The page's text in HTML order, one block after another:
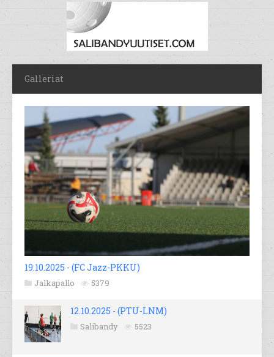
Galleriat
19.10.2025 - (FC Jazz-PKKU)
Jalkapallo 5379
12.10.2025 - (PTU-LNM)
Salibandy 5523